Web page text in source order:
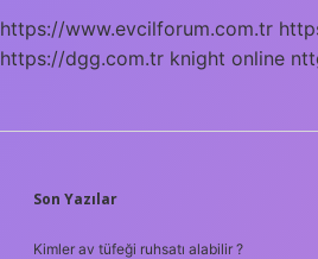
2024
https://www.evcilforum.com.tr
https://dgg.com.tr knight online
SIDEBAR
Son Yazılar
Kimler av tüfeği ruhsatı alabilir ?